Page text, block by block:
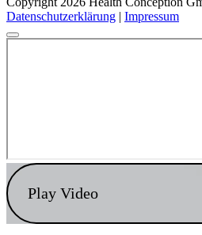
Datenschutzerklärung | Impressum
Play Video